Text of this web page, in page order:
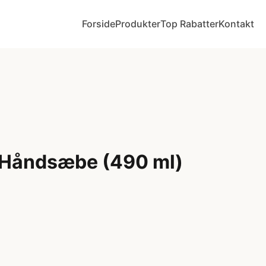
ForsideProdukterTop RabatterKontakt
(490 ml)